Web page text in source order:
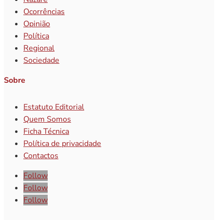
Ocorrências
Opinião
Política
Regional
Sociedade
Sobre
Estatuto Editorial
Quem Somos
Ficha Técnica
Política de privacidade
Contactos
Follow
Follow
Follow